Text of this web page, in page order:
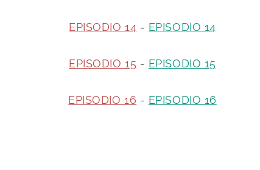
EPISODIO 14 - EPISODIO 14
EPISODIO 15 - EPISODIO 15
EPISODIO 16 - EPISODIO 16